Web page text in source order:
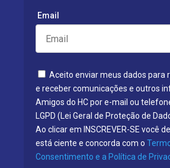
Email
Aceito enviar meus dados para
e receber comunicações e outros
Amigos do HC por e-mail ou
LGPD (Lei Geral de Proteção de
Ao clicar em INSCREVER-SE você
está ciente e concorda com o
Consentimento e a Política de